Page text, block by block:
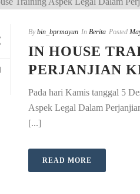
By bin_bprmayun In Berita Posted
IN HOUSE
PERJANJIAN
Pada hari Kamis tanggal 5
Aspek Legal Dalam
[...]
READ MORE